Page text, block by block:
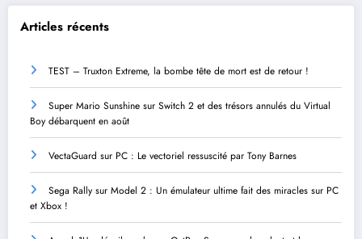
Articles récents
TEST – Truxton Extreme, la bombe tête de mort est de retour !
Super Mario Sunshine sur Switch 2 et des trésors annulés du Virtual
Boy débarquent en août
VectaGuard sur PC : Le vectoriel ressuscité par Tony Barnes
Sega Rally sur Model 2 : Un émulateur ultime fait des miracles sur PC
et Xbox !